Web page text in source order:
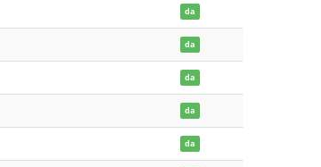
da
da
da
da
da